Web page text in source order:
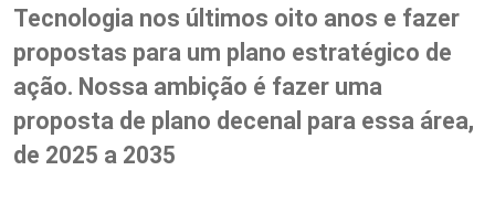
Tecnologia nos últimos oito anos e fazer
propostas para um plano estratégico de
ação. Nossa ambição é fazer uma
proposta de plano decenal para essa área,
de 2025 a 2035